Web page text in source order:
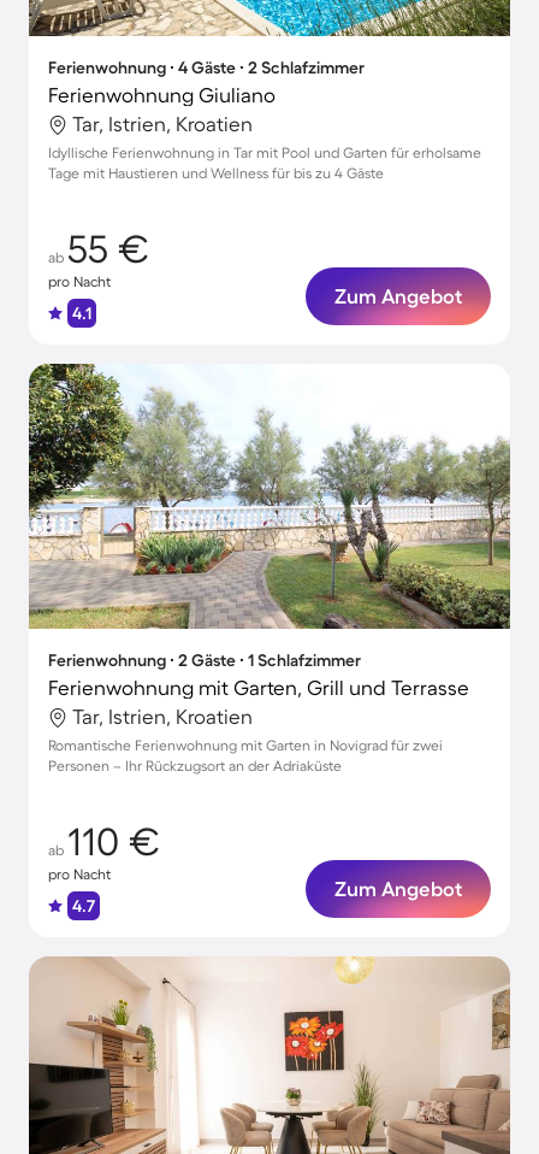
Ferienwohnung ∙ 4 Gäste ∙ 2 Schlafzimmer
Ferienwohnung Giuliano
Tar, Istrien, Kroatien
Idyllische Ferienwohnung in Tar mit Pool und Garten für erholsame
Tage mit Haustieren und Wellness für bis zu 4 Gäste
ab 55 €
pro Nacht
4.1
Zum Angebot
Ferienwohnung ∙ 2 Gäste ∙ 1 Schlafzimmer
Ferienwohnung mit Garten, Grill und Terrasse
Tar, Istrien, Kroatien
Romantische Ferienwohnung mit Garten in Novigrad für zwei
Personen – Ihr Rückzugsort an der Adriaküste
ab 110 €
pro Nacht
4.7
Zum Angebot